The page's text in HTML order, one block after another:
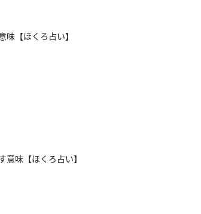
味【ほくろ占い】
意味【ほくろ占い】